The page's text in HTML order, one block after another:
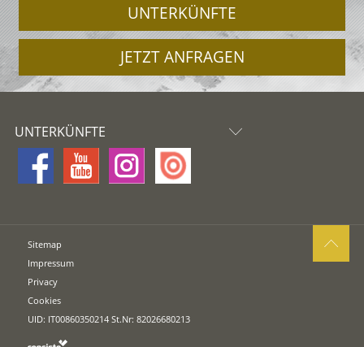
UNTERKÜNFTE
JETZT ANFRAGEN
UNTERKÜNFTE
Sitemap
Impressum
Privacy
Cookies
UID: IT00860350214 St.Nr: 82026680213